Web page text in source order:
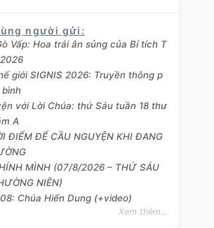
người gửi :
Vấp: Hoa trái ân sủng của Bí tích T
giới SIGNIS 2026: Truyền thông p
với Lời Chúa: thứ Sáu tuần 18 thư
A
ĐIỂM ĐỂ CẦU NGUYỆN KHI ĐANG
MÌNH (07/8/2026 – THỨ SÁU
NIÊN)
Chúa Hiển Dung (+video)
Xem thêm...